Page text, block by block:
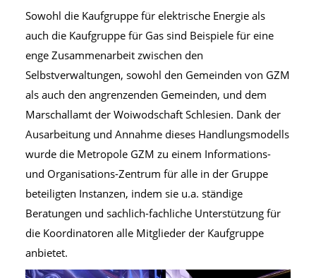
Sowohl die Kaufgruppe für elektrische Energie als
auch die Kaufgruppe für Gas sind Beispiele für eine
enge Zusammenarbeit zwischen den
Selbstverwaltungen, sowohl den Gemeinden von GZM
als auch den angrenzenden Gemeinden, und dem
Marschallamt der Woiwodschaft Schlesien. Dank der
Ausarbeitung und Annahme dieses Handlungsmodells
wurde die Metropole GZM zu einem Informations-
und Organisations-Zentrum für alle in der Gruppe
beteiligten Instanzen, indem sie u.a. ständige
Beratungen und sachlich-fachliche Unterstützung für
die Koordinatoren alle Mitglieder der Kaufgruppe
anbietet.